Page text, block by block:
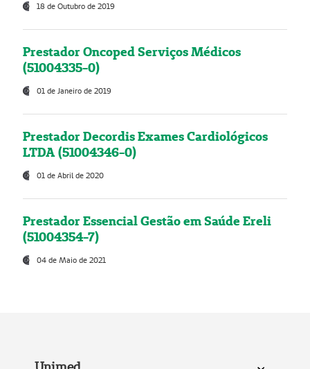
18 de Outubro de 2019
Prestador Oncoped Serviços Médicos
(51004335-0)
01 de Janeiro de 2019
Prestador Decordis Exames Cardiológicos
LTDA (51004346-0)
01 de Abril de 2020
Prestador Essencial Gestão em Saúde Ereli
(51004354-7)
04 de Maio de 2021